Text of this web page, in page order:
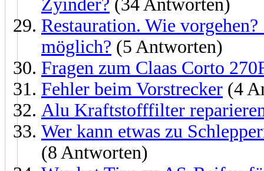
Zyinder? (34 Antworten)
Restauration. Wie
möglich? (5 Antworten)
Fragen zum Claas Corto
Fehler beim Vorstrecker (4
Alu Kraftstofffilter
Wer kann etwas zu
(8 Antworten)